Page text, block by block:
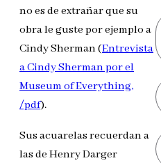
no es de extrañar que su
obra le guste por ejemplo a
Cindy Sherman (Entrevista
a Cindy Sherman por el
Museum of Everything,
/pdf).
Sus acuarelas recuerdan a
las de Henry Darger